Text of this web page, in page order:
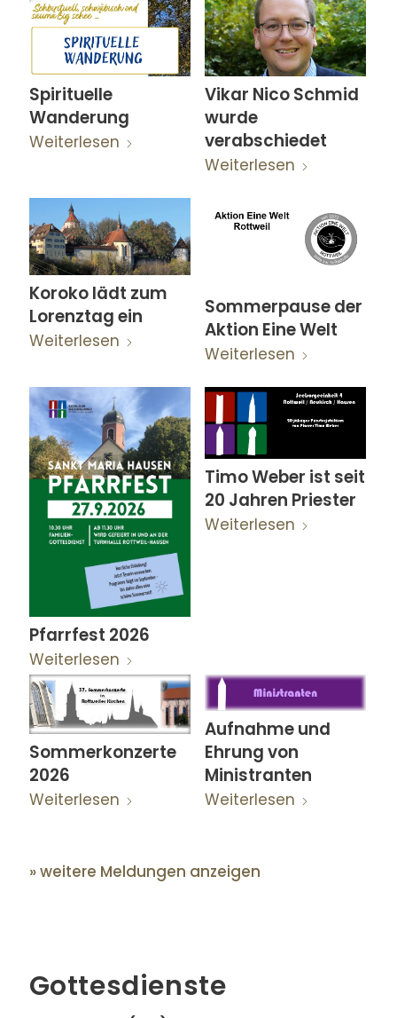
Spirituelle
Wanderung
Weiterlesen
Vikar Nico Schmid
wurde
verabschiedet
Weiterlesen
Koroko lädt zum
Lorenztag ein
Weiterlesen
Sommerpause der
Aktion Eine Welt
Weiterlesen
Pfarrfest 2026
Weiterlesen
Timo Weber ist seit
20 Jahren Priester
Weiterlesen
Sommerkonzerte
2026
Weiterlesen
Aufnahme und
Ehrung von
Ministranten
Weiterlesen
» weitere Meldungen anzeigen
Gottesdienste